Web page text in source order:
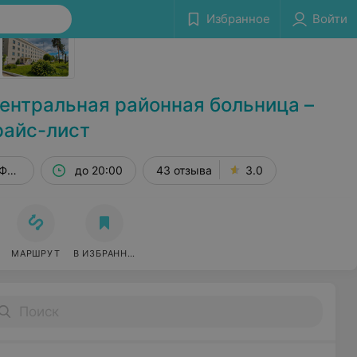
Избранное Войти
Сообщить об ошибке
районная больница –
лист
1
до 20:00 43 отзыва 3.0
МАРШРУТ В ИЗБРАННОЕ